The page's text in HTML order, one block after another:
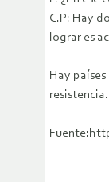
C.P: Hay
lograr es
Hay